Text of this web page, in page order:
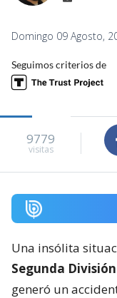
Domingo 09 Agosto,
Seguimos criterios de
9779
visitas
Una insólita
Segunda
generó un